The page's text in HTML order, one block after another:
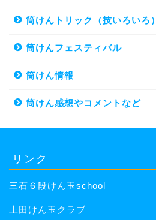
筒けんトリック（技いろいろ）
筒けんフェスティバル
筒けん情報
筒けん感想やコメントなど
リンク
三石６段けん玉school
上田けん玉クラブ